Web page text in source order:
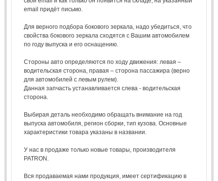
email придёт письмо.
Для верного подбора бокового зеркала, надо убедиться, что
свойства бокового зеркала сходятся с Вашим автомобилем
по году выпуска и его оснащению.
Стороны авто определяются по ходу движения: левая –
водительская сторона, правая – сторона пассажира (верно
для автомобилей с левым рулем).
Данная запчасть устанавливается слева - водительская
сторона.
Выбирая деталь необходимо обращать внимание на год
выпуска автомобиля, регион сборки, тип кузова. Основные
характеристики товара указаны в названии.
У нас в продаже только новые товары, производителя
PATRON.
Вся продаваемая нами продукция, имеет сертификацию в